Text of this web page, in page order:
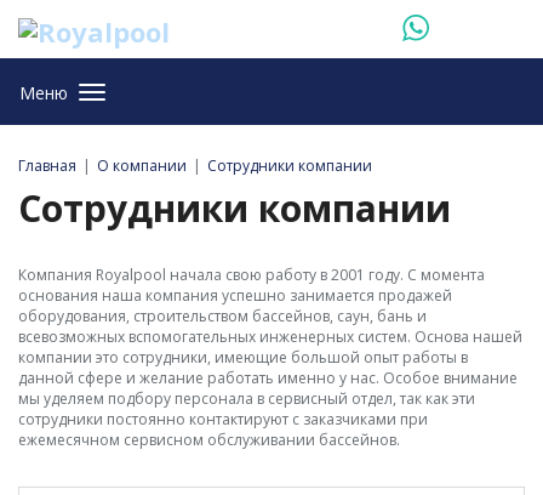
Меню
Главная О компании Сотрудники компании
Сотрудники компании
Компания Royalpool начала свою работу в 2001 году. С момента
основания наша компания успешно занимается продажей
оборудования, строительством бассейнов, саун, бань и
всевозможных вспомогательных инженерных систем. Основа нашей
компании это сотрудники, имеющие большой опыт работы в
данной сфере и желание работать именно у нас. Особое внимание
мы уделяем подбору персонала в сервисный отдел, так как эти
сотрудники постоянно контактируют с заказчиками при
ежемесячном сервисном обслуживании бассейнов.